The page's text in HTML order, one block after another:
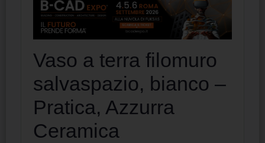
Vaso a terra filomuro
salvaspazio, bianco –
Pratica, Azzurra
Ceramica